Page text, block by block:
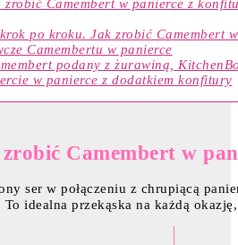
zrobić Camembert w panierce z
po kroku. Jak zrobić Camembert
Camembertu w panierce
podany z żurawiną,
w panierce z dodatkiem konfitury
Camembert w
ser w połączeniu z chrupiącą
idealna przekąska na każdą